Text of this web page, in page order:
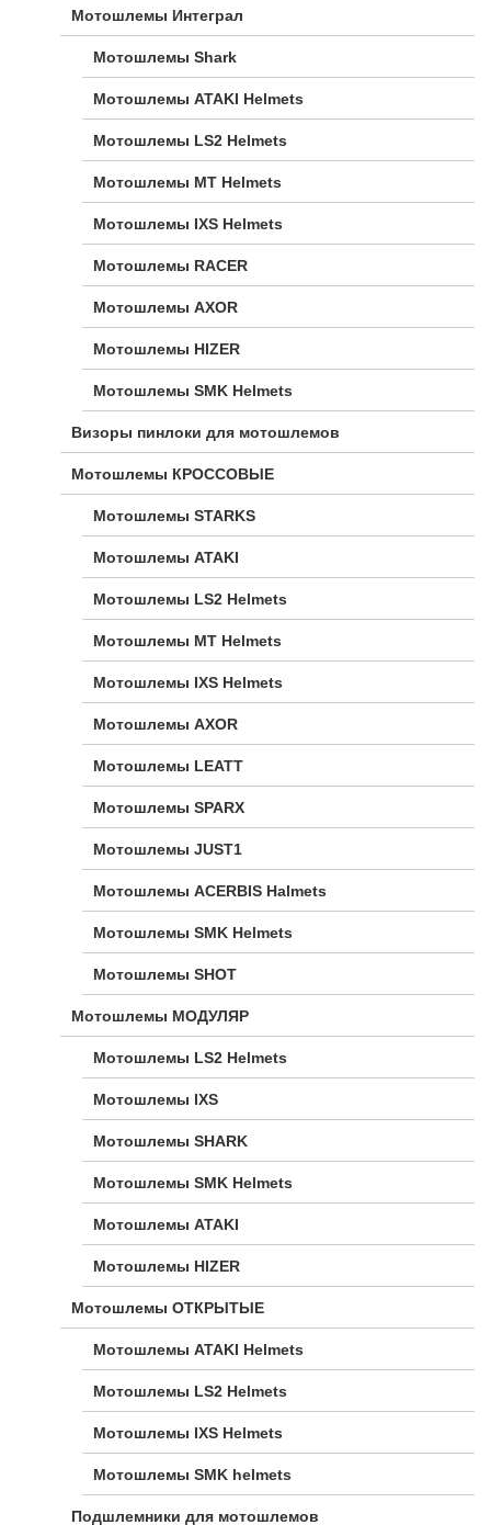
Мотошлемы Интеграл
Мотошлемы Shark
Мотошлемы ATAKI Helmets
Мотошлемы LS2 Helmets
Мотошлемы MT Helmets
Мотошлемы IXS Helmets
Мотошлемы RACER
Мотошлемы AXOR
Мотошлемы HIZER
Мотошлемы SMK Helmets
Визоры пинлоки для мотошлемов
Мотошлемы КРОССОВЫЕ
Мотошлемы STARKS
Мотошлемы ATAKI
Мотошлемы LS2 Helmets
Мотошлемы MT Helmets
Мотошлемы IXS Helmets
Мотошлемы AXOR
Мотошлемы LEATT
Мотошлемы SPARX
Мотошлемы JUST1
Мотошлемы ACERBIS Halmets
Мотошлемы SMK Helmets
Мотошлемы SHOT
Мотошлемы МОДУЛЯР
Мотошлемы LS2 Helmets
Мотошлемы IXS
Мотошлемы SHARK
Мотошлемы SMK Helmets
Мотошлемы ATAKI
Мотошлемы HIZER
Мотошлемы ОТКРЫТЫЕ
Мотошлемы ATAKI Helmets
Мотошлемы LS2 Helmets
Мотошлемы IXS Helmets
Мотошлемы SMK helmets
Подшлемники для мотошлемов